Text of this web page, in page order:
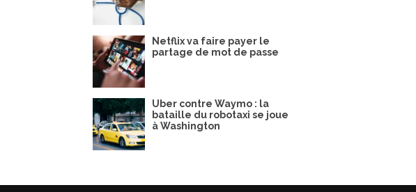
Netflix va faire payer le
partage de mot de passe
Uber contre Waymo : la
bataille du robotaxi se joue
à Washington